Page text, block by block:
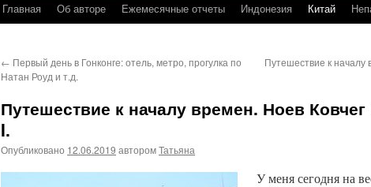
Главная Об авторе Ежемесячные отчеты Индонезия Китай
← Первый день в Гонконге: отель, метро, прогулка по
Натан Роуд и т.д.
Путешествие к началу
Путешествие к началу времен. Ноев Ковчег
I.
Опубликовано 12.06.2019 авторомТатьяна
У меня сегодня на